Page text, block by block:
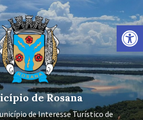
Barra de Ferramentas Aberta
de Rosana
de Interesse Turístico de